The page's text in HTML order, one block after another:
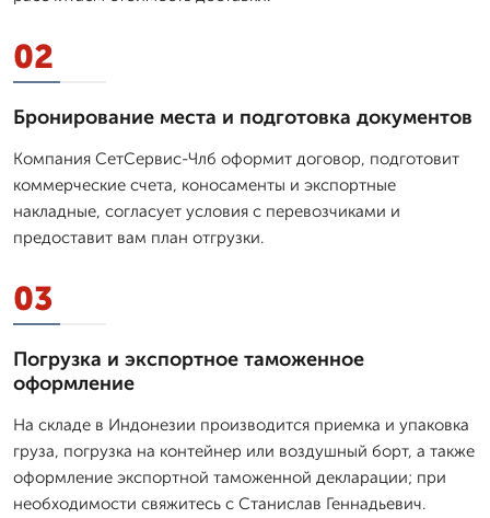
02
Бронирование места и подготовка документов
Компания СетСервис-Члб оформит договор, подготовит
коммерческие счета, коносаменты и экспортные
накладные, согласует условия с перевозчиками и
предоставит вам план отгрузки.
03
Погрузка и экспортное таможенное
оформление
На складе в Индонезии производится приемка и упаковка
груза, погрузка на контейнер или воздушный борт, а также
оформление экспортной таможенной декларации; при
необходимости свяжитесь с Станислав Геннадьевич.